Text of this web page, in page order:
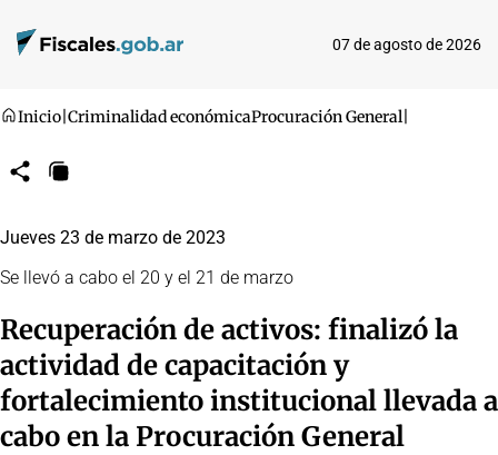
07 de agosto de 2026
Inicio Criminalidad económicaProcuración General
CompartirCopiar
Jueves 23 de marzo de 2023
Se llevó a cabo el 20 y el 21 de marzo
Recuperación de activos: finalizó la
actividad de capacitación y
fortalecimiento institucional llevada a
cabo en la Procuración General